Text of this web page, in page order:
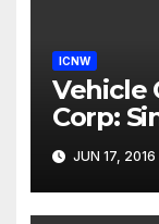
ICNW
Vehicle
Corp:
drive in
using
JUN 17, 2016